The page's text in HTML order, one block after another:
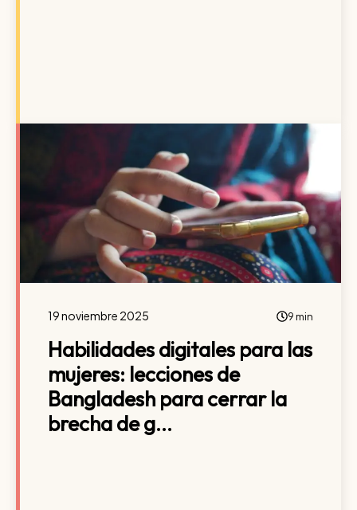
19 noviembre 2025 9 min
Habilidades digitales para las
mujeres: lecciones de
Bangladesh para cerrar la
brecha de g...